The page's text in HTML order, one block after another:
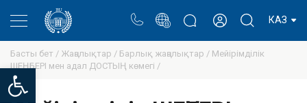
Open toolbar
КАЗ
Басты бет / Жаңалықтар / Барлық жаңалықтар / Мейірімділік
ШЕҢБЕРІ мен адал ДОСТЫҢ көмегі /